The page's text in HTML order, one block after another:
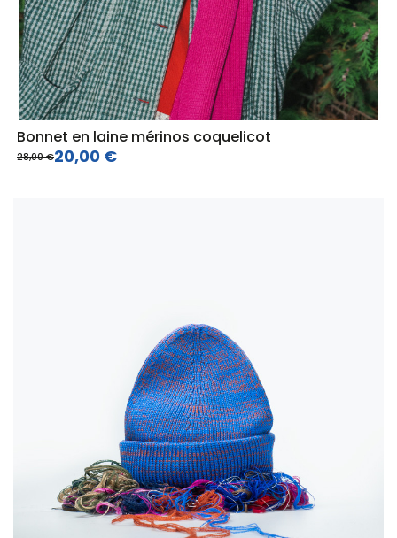
Bonnet en laine mérinos coquelicot
28,00 €20,00 €